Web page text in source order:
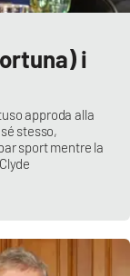
i
approda alla
stesso,
sport mentre la